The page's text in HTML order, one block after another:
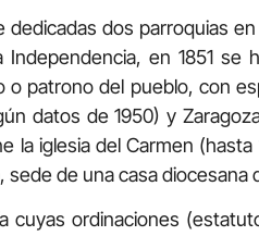
dedicadas dos parroquias
Independencia, en 1851
o patrono del pueblo, con
datos de 1950) y
la iglesia del Carmen
sede de una casa diocesana
cuyas ordinaciones